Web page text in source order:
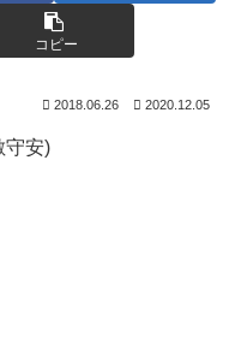
コピー
2018.06.26 2020.12.05
守安)